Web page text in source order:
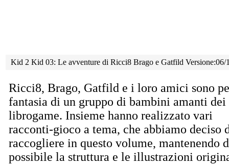
Kid 2 Kid 03: Le avventure di Ricci8 Brago e Gatfild Versione:06/
Ricci8, Brago, Gatfild e i loro amici sono
fantasia di un gruppo di bambini amanti dei
librogame. Insieme hanno realizzato vari
racconti-gioco a tema, che abbiamo deciso
raccogliere in questo volume, mantenendo
possibile la struttura e le illustrazioni